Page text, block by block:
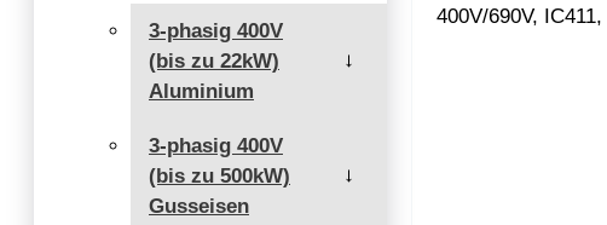
3-phasig 400V
(bis zu 22kW)
Aluminium
→
3-phasig 400V
(bis zu 500kW)
Gusseisen
→
400V/690V,